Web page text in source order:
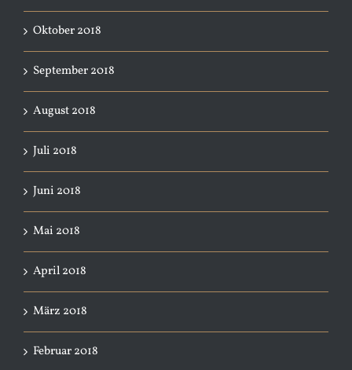
Oktober 2018
September 2018
August 2018
Juli 2018
Juni 2018
Mai 2018
April 2018
März 2018
Februar 2018